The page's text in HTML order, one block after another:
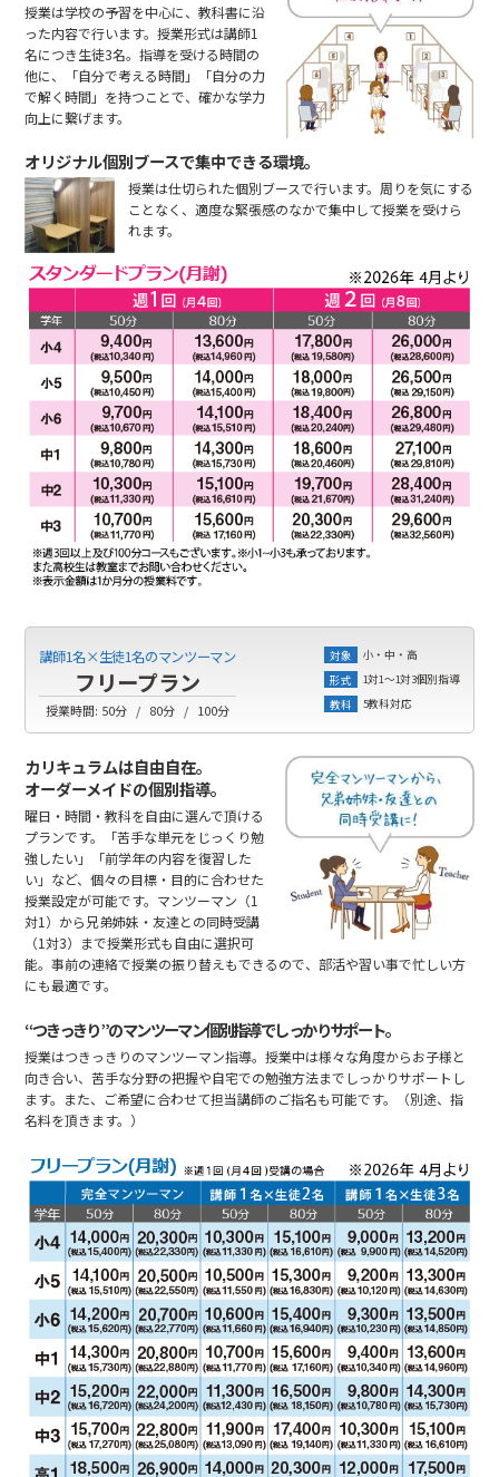
授業は学校の予習を中心に、教科書に沿
った内容で行います。授業形式は講師1
名につき生徒3名。指導を受ける時間の
他に、「自分で考える時間」「自分の力
で解く時間」を持つことで、確かな学力
向上に繋げます。
オリジナル個別ブースで集中できる環境。
授業は仕切られた個別ブースで行います。周りを気にする
ことなく、適度な緊張感のなかで集中して授業を受けら
れます。
講師1名×生徒1名のマンツーマン
フリープラン
授業時間: 50分 80分 100分
対象
小・中・高
形式
1対1～1対3個別指導
教科
5教科対応
カリキュラムは自由自在。
オーダーメイドの個別指導。
曜日・時間・教科を自由に選んで頂ける
プランです。「苦手な単元をじっくり勉
強したい」「前学年の内容を復習した
い」など、個々の目標・目的に合わせた
授業設定が可能です。マンツーマン（1
対1）から兄弟姉妹・友達との同時受講
（1対3）まで授業形式も自由に選択可
能。事前の連絡で授業の振り替えもできるので、部活や習い事で忙しい方
にも最適です。
“つきっきり”のマンツーマン個別指導でしっかりサポート。
授業はつきっきりのマンツーマン指導。授業中は様々な角度からお子様と
向き合い、苦手な分野の把握や自宅での勉強方法までしっかりサポートし
ます。また、ご希望に合わせて担当講師のご指名も可能です。（別途、指
名料を頂きます。）